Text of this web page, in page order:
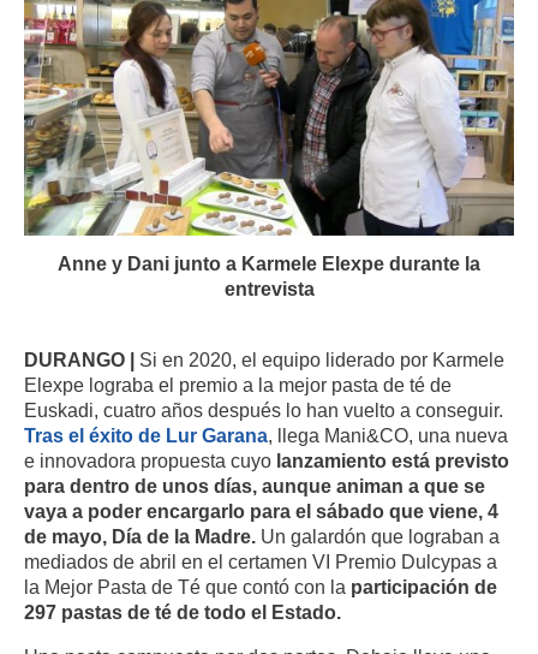
Anne y Dani junto a Karmele Elexpe durante la
entrevista
DURANGO | Si en 2020, el equipo liderado por Karmele
Elexpe lograba el premio a la mejor pasta de té de
Euskadi, cuatro años después lo han vuelto a conseguir.
Tras el éxito de Lur Garana, llega Mani&CO, una nueva
e innovadora propuesta cuyo lanzamiento está previsto
para dentro de unos días, aunque animan a que se
vaya a poder encargarlo para el sábado que viene, 4
de mayo, Día de la Madre. Un galardón que lograban a
mediados de abril en el certamen VI Premio Dulcypas a
la Mejor Pasta de Té que contó con la participación de
297 pastas de té de todo el Estado.